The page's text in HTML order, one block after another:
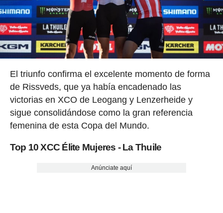
El triunfo confirma el excelente momento de forma
de Rissveds, que ya había encadenado las
victorias en XCO de Leogang y Lenzerheide y
sigue consolidándose como la gran referencia
femenina de esta Copa del Mundo.
Top 10 XCC Élite Mujeres - La Thuile
Anúnciate aquí